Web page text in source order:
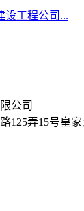
设工程公司...
公司
125弄15号皇